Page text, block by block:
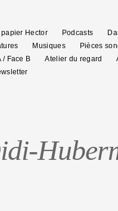
Hector Podcasts
Musiques Pièces
/ Face B Atelier du regard